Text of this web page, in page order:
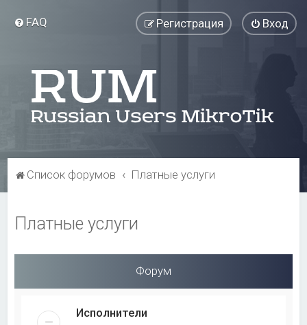
FAQ Вход
Регистрация
Список форумов Платные услуги
Платные услуги
Форум
Исполнители